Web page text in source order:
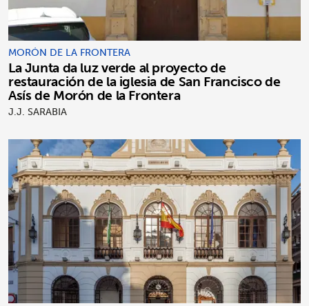
MORÓN DE LA FRONTERA
La Junta da luz verde al proyecto de
restauración de la iglesia de San Francisco de
Asís de Morón de la Frontera
J.J. SARABIA